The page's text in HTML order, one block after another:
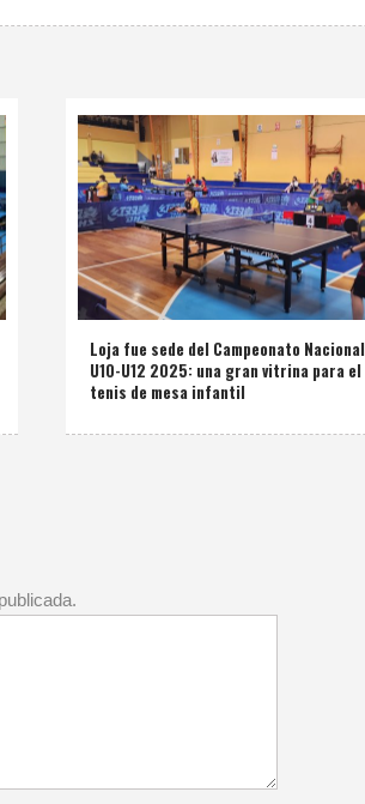
Loja fue sede del Campeonato Nacional
U10-U12 2025: una gran vitrina para el
tenis de mesa infantil